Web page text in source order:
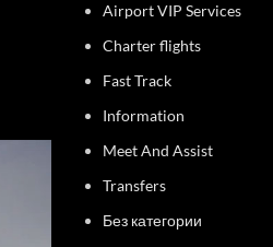
Airport VIP Services
Charter flights
Fast Track
Information
Meet And Assist
Transfers
Без категории